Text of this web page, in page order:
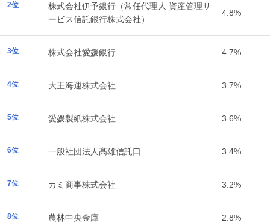
2位
株式会社伊予銀行（常任代理人 資産管理サ
ービス信託銀行株式会社）
4.8%
3位 株式会社愛媛銀行 4.7%
4位 大王海運株式会社 3.7%
5位 愛媛製紙株式会社 3.6%
6位 一般社団法人髙雄信託口 3.4%
7位 カミ商事株式会社 3.2%
8位 農林中央金庫 2.8%